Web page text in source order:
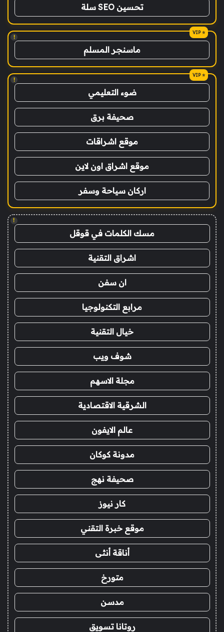
تحسين SEO سلة
!
ماسنجر المسلم
!
ضوء التعليمي
صحيفة برق
موقع اشراقات
موقع اشراق اون لاين
اركان سياحة وسفر
!
مسك الكلمات في قوقل
اشراق التقنية
ان سفن
مرابع التكنولوجيا
خيال التقنية
شوف ويب
مجلة الاسهم
الشرقية الاقتصادية
عالم الايفون
مدونة كوكان
صحيفة نهج
كار نيوز
موقع خبرة التقني
أناقة أنثى
متورخ
مدسن
روتانا تسويق